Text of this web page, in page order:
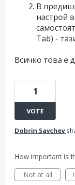
В
настрой
Tab) -
Всичко това е
1
VOTE
Dobrin Savchev
How important is
Not at all